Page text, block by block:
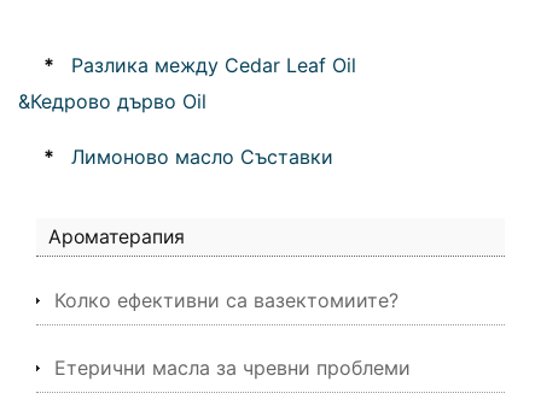
*
Разлика между Cedar Leaf Oil
&Кедрово дърво Oil
* Лимоново масло Съставки
Ароматерапия
Колко ефективни са вазектомиите?
Етерични масла за чревни проблеми